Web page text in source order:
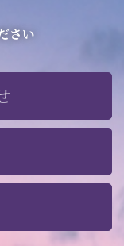
さい